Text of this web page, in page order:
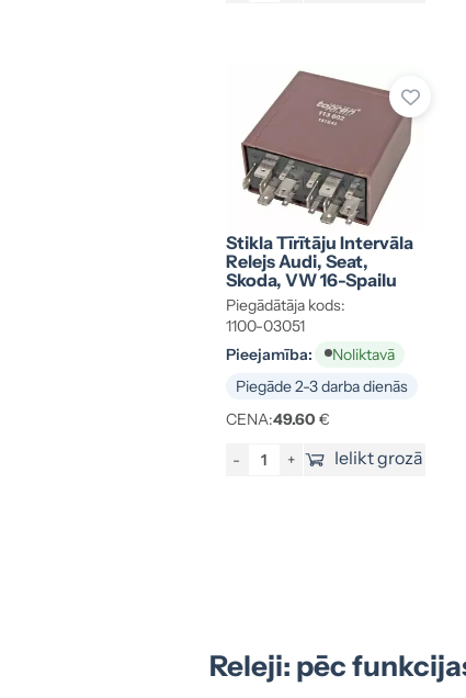
Stikla Tīrītāju Intervāla
Relejs Audi, Seat,
Skoda, VW 16-Spailu
Piegādātāja kods:
1100-03051
Pieejamība:
Noliktavā
Piegāde 2-3 darba dienās
CENA:49.60 €
- + Ielikt grozā
Releji: pēc